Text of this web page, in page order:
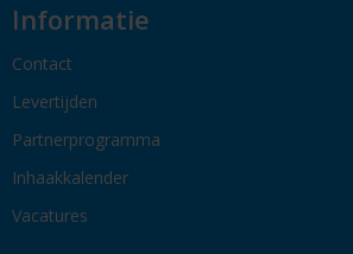
Informatie
Contact
Levertijden
Partnerprogramma
Inhaakkalender
Vacatures